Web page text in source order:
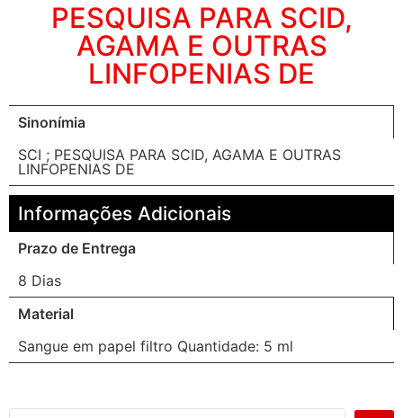
PESQUISA PARA SCID,
AGAMA E OUTRAS
LINFOPENIAS DE
Sinonímia
SCI ; PESQUISA PARA SCID, AGAMA E OUTRAS
LINFOPENIAS DE
Informações Adicionais
Prazo de Entrega
8 Dias
Material
Sangue em papel filtro Quantidade: 5 ml